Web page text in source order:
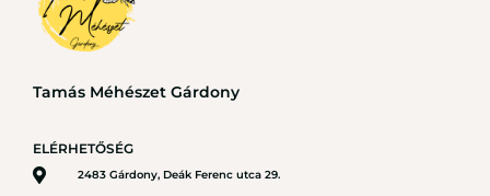
Tamás Méhészet Gárdony
ELÉRHETŐSÉG
2483 Gárdony, Deák Ferenc utca 29.